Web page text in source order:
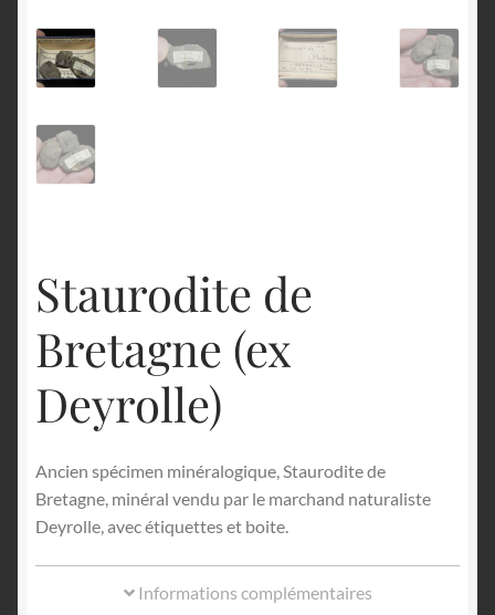
Staurodite de
Bretagne (ex
Deyrolle)
Ancien spécimen minéralogique, Staurodite de
Bretagne, minéral vendu par le marchand naturaliste
Deyrolle, avec étiquettes et boite.
Informations complémentaires